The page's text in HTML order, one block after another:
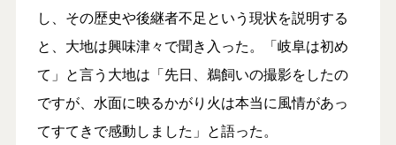
し、その歴史や後継者不足という現状を説明する
と、大地は興味津々で聞き入った。「岐阜は初め
て」と言う大地は「先日、鵜飼いの撮影をしたの
ですが、水面に映るかがり火は本当に風情があっ
てすてきで感動しました」と語った。